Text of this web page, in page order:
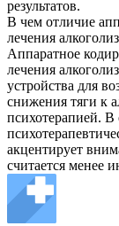
результатов.
В чем отличие
лечения
Аппаратное
лечения
устройства для
снижения тяги к
психотерапией. В
акцентирует
считается менее